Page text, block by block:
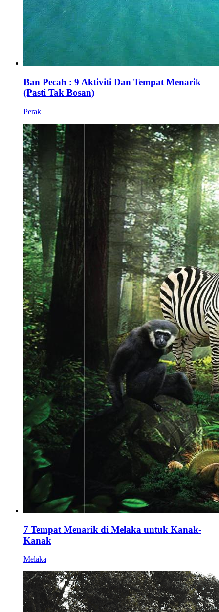
Ban Pecah : 9 Aktiviti Dan Tempat Menarik
(Pasti Tak Bosan)
Perak
7 Tempat Menarik di Melaka untuk Kanak-
Kanak
Melaka